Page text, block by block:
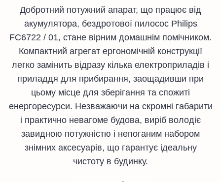
Добротний потужний апарат, що працює від
акумулятора, бездротової пилосос Philips
FC6722 / 01, стане вірним домашнім помічником.
Компактний агрегат ергономічній конструкції
легко замінить відразу кілька електроприладів і
приладдя для прибирання, заощадивши при
цьому місце для зберігання та спожиті
енергоресурси. Незважаючи на скромні габарити
і практично невагоме будова, виріб володіє
завидною потужністю і непоганим набором
знімних аксесуарів, що гарантує ідеальну
чистоту в будинку.